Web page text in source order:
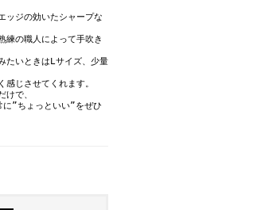
ッジの効いたシャープな
練の職人によって手吹き
たいときはLサイズ、少量
じさせてくれます。
で、
”ちょっといい”をぜひ